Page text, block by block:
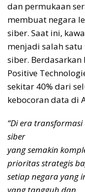
dan permukaan
membuat negara
siber. Saat ini,
menjadi salah
siber. Berdasarkan
Positive
sekitar 40% dari
kebocoran data di
“Di era
siber
yang semakin
prioritas strategis
setiap negara yang